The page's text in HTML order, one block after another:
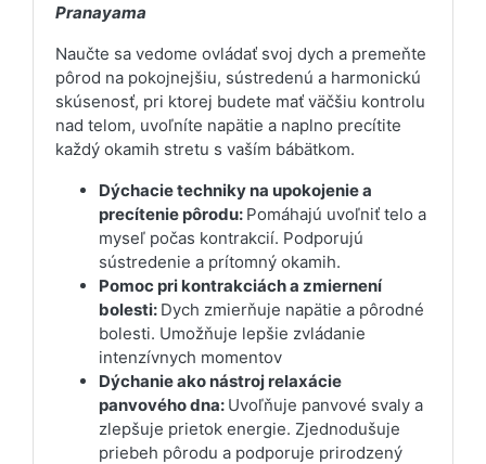
Pranayama
Naučte sa vedome ovládať svoj dych a premeňte
pôrod na pokojnejšiu, sústredenú a harmonickú
skúsenosť, pri ktorej budete mať väčšiu kontrolu
nad telom, uvoľníte napätie a naplno precítite
každý okamih stretu s vaším bábätkom.
Dýchacie techniky na upokojenie a
precítenie pôrodu: Pomáhajú uvoľniť telo a
myseľ počas kontrakcií. Podporujú
sústredenie a prítomný okamih.
Pomoc pri kontrakciách a zmiernení
bolesti: Dych zmierňuje napätie a pôrodné
bolesti. Umožňuje lepšie zvládanie
intenzívnych momentov
Dýchanie ako nástroj relaxácie
panvového dna: Uvoľňuje panvové svaly a
zlepšuje prietok energie. Zjednodušuje
priebeh pôrodu a podporuje prirodzený